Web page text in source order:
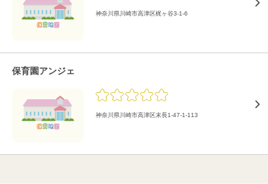
神奈川県川崎市高津区梶ヶ谷3-1-6
保育園アンジェ
神奈川県川崎市高津区末長1-47-1-113